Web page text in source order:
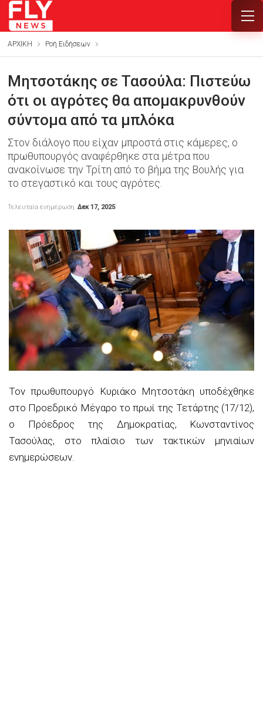
ΑΡΧΙΚΗ Ροή Ειδήσεων
Μητσοτάκης σε Τασούλα: Πιστεύω
ότι οι αγρότες θα απομακρυνθούν
σύντομα από τα μπλόκα
Στον διάλογο που είχαν μπροστά στις κάμερες, ο
πρωθυπουργός αναφέρθηκε στα μέτρα που
ανακοίνωσε την Τρίτη από το βήμα της Βουλής για
το στεγαστικό και τους αγρότες.
Τελευταία ενημέρωση Δεκ 17, 2025
Τον πρωθυπουργό Κυριάκο Μητσοτάκη υποδέχθηκε
στο Προεδρικό Μέγαρο το πρωί της Τετάρτης (17/12),
ο Πρόεδρος της Δημοκρατίας, Κωνσταντίνος
Τασούλας, στο πλαίσιο των τακτικών μηνιαίων
ενημερώσεων.